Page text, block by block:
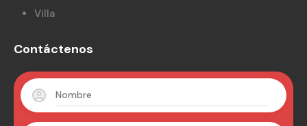
Villa
Contáctenos